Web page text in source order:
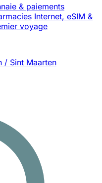
& paiements
Internet, eSIM &
voyage
/ Sint Maarten